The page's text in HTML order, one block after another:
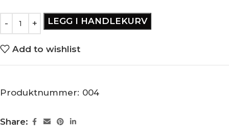
LEGG I HANDLEKURV
Add to wishlist
Produktnummer: 004
Share: